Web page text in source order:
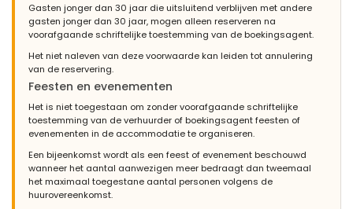
- 8,6
- Juli 2010 - Nederland :
Zeer fijn huis, goed en stijlvol ingericht, alles voldoende
aanwezig. ligging goed, echt de moeite waard
- Oktober 2009 - Nederland :
wij zijn zeer tevreden over de villa las marinas!de ontvangst was
super goed...contact super goed..zowel met nederlandsburo als
Gasten jonger dan 30 jaar die uitsluitend verblijven met andere
gasten jonger dan 30 jaar, mogen alleen reserveren na
voorafgaande schriftelijke toestemming van de boekingsagent.
Het niet naleven van deze voorwaarde kan leiden tot annulering
van de reservering.
Feesten en evenementen
Het is niet toegestaan om zonder voorafgaande schriftelijke
toestemming van de verhuurder of boekingsagent feesten of
evenementen in de accommodatie te organiseren.
Een bijeenkomst wordt als een feest of evenement beschouwd
wanneer het aantal aanwezigen meer bedraagt dan tweemaal
het maximaal toegestane aantal personen volgens de
huurovereenkomst.